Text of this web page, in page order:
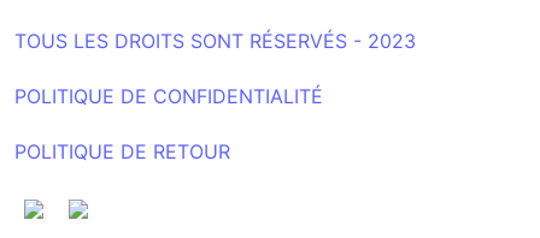
TOUS LES DROITS SONT RÉSERVÉS - 2023
POLITIQUE DE CONFIDENTIALITÉ
POLITIQUE DE RETOUR